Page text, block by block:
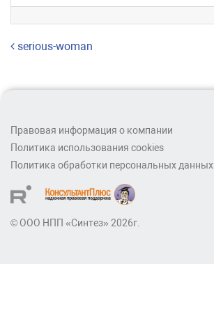
Навигация по записям
serious-woman
Правовая информация о компании
Политика использования cookies
Политика обработки персональных данных
© ООО НПП «Синтез» 2026г.